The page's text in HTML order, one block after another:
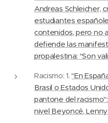
Andreas Schleicher,
estudiantes
contenidos, pero no
defiende las
propalestina: "Son
Racismo: 1."En
Brasil o Estados
pantone del
nivel Beyoncé,